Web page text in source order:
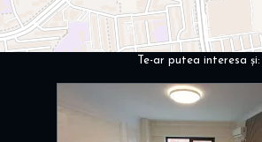
Te-ar putea interesa și: